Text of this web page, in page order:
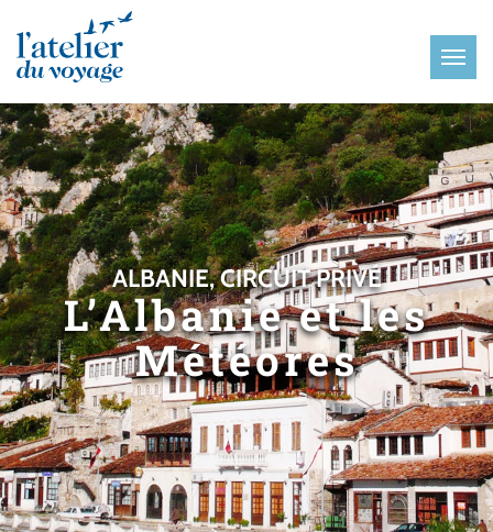
ALBANIE, CIRCUIT PRIVÉ
L’Albanie et les
Météores
Panneau de gestion des cookies